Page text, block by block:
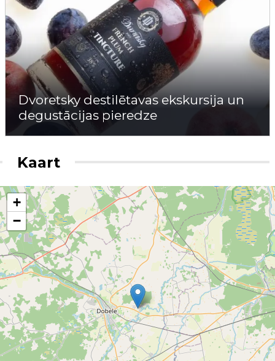
Dvoretsky destilētavas ekskursija un
degustācijas pieredze
Kaart
+
−